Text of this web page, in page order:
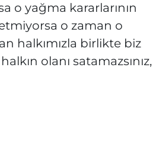
o yağma kararlarının
o zaman o
halkımızla birlikte biz
olanı satamazsınız,